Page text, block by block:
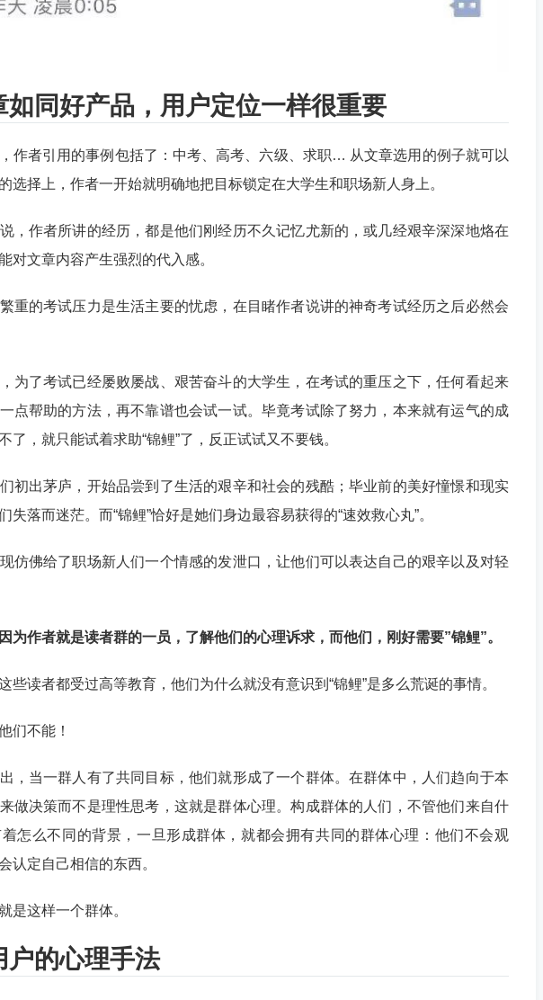
如同好产品，用户定位一样很重要
作者引用的事例包括了：中考、高考、六级、求职… 从文章选用的例子就可以
选择上，作者一开始就明确地把目标锁定在大学生和职场新人身上。
，作者所讲的经历，都是他们刚经历不久记忆尤新的，或几经艰辛深深地烙在
对文章内容产生强烈的代入感。
重的考试压力是生活主要的忧虑，在目睹作者说讲的神奇考试经历之后必然会
为了考试已经屡败屡战、艰苦奋斗的大学生，在考试的重压之下，任何看起来
点帮助的方法，再不靠谱也会试一试。毕竟考试除了努力，本来就有运气的成
了，就只能试着求助“锦鲤”了，反正试试又不要钱。
初出茅庐，开始品尝到了生活的艰辛和社会的残酷；毕业前的美好憧憬和现实
失落而迷茫。而“锦鲤”恰好是她们身边最容易获得的“速效救心丸”。
仿佛给了职场新人们一个情感的发泄口，让他们可以表达自己的艰辛以及对轻
为作者就是读者群的一员，了解他们的心理诉求，而他们，刚好需要”锦鲤”。
些读者都受过高等教育，他们为什么就没有意识到“锦鲤”是多么荒诞的事情。
们不能！
出，当一群人有了共同目标，他们就形成了一个群体。在群体中，人们趋向于本
做决策而不是理性思考，这就是群体心理。构成群体的人们，不管他们来自什
怎么不同的背景，一旦形成群体，就都会拥有共同的群体心理：他们不会观
认定自己相信的东西。
是这样一个群体。
户的心理手法